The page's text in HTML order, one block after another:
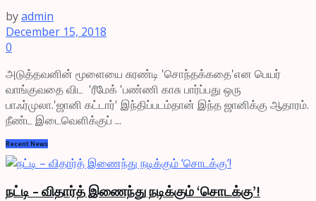
byadmin
December 15, 2018
0
அடுத்தவனின் மூளையை சுரண்டி 'சொந்தக்கதை'என பெயர்
வாங்குவதை விட 'ரீமேக் 'பண்ணி காசு பார்ப்பது ஒரு
பாஃர்முலா.'ஜானி கட்டார்' இந்திப்படம்தான் இந்த ஜானிக்கு ஆதாரம்.
நீண்ட இடைவெளிக்குப் ...
Recent News
நட்டி – விதார்த் இணைந்து நடிக்கும் ‘சொடக்கு’!